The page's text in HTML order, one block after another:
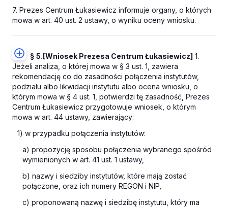
7. Prezes Centrum Łukasiewicz informuje organy, o których
mowa w art. 40 ust. 2 ustawy, o wyniku oceny wniosku.
§ 5. [Wniosek Prezesa Centrum Łukasiewicz] 1.
Jeżeli analiza, o której mowa w § 3 ust. 1, zawiera
rekomendację co do zasadności połączenia instytutów,
podziału albo likwidacji instytutu albo ocena wniosku, o
którym mowa w § 4 ust. 1, potwierdzi tę zasadność, Prezes
Centrum Łukasiewicz przygotowuje wniosek, o którym
mowa w art. 44 ustawy, zawierający:
1) w przypadku połączenia instytutów:
a) propozycję sposobu połączenia wybranego spośród
wymienionych w art. 41 ust. 1 ustawy,
b) nazwy i siedziby instytutów, które mają zostać
połączone, oraz ich numery REGON i NIP,
c) proponowaną nazwę i siedzibę instytutu, który ma